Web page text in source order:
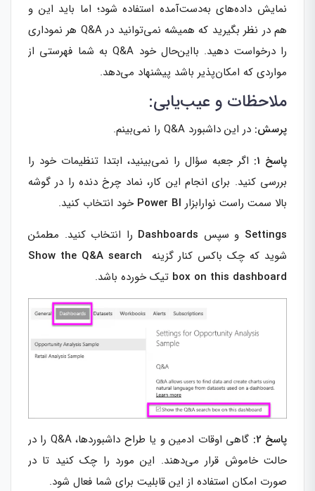
نمایش داده‌های به‌دست‌آمده استفاده شود؛ اما باید این و
هم در نظر بگیرید که همیشه نمی‌توانید در Q&A هر نموداری
را درخواست دهید. بااین‌حال خود Q&A به شما فهرستی از
مواردی که امکان‌پذیر باشد پیشنهاد می‌دهد.
ملاحظات و عیب‌یابی:
پرسش: در این داشبورد Q&A را نمی‌بینم.
پاسخ 1:
اگر جعبه سؤال را نمی‌بینید، ابتدا تنظیمات خود را
بررسی کنید. برای انجام این کار، نماد چرخ دنده را در گوشه
بالا سمت راست نوارابزار
Power BI
خود انتخاب کنید.
Settings و سپس Dashboards را انتخاب کنید. مطمئن
شوید که چک باکس کنار گزینه Show the Q&A search
box on this dashboard تیک خورده باشد.
پاسخ 2:
گاهی اوقات ادمین و یا طراح داشبوردها، Q&A را در
حالت خاموش قرار می‌دهند. این مورد را چک کنید تا در
صورت امکان استفاده از این قابلیت برای شما فعال شود.